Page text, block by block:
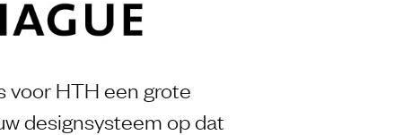
voor HTH een grote
designsysteem op dat